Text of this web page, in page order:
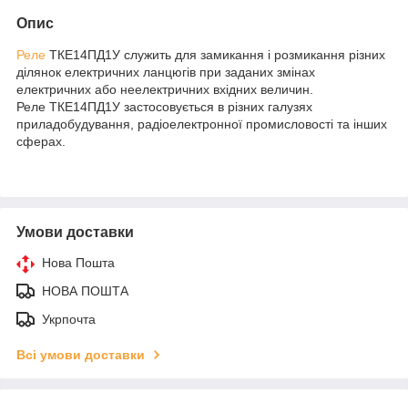
Опис
Реле ТКЕ14ПД1У служить для замикання і розмикання різних
ділянок електричних ланцюгів при заданих змінах
електричних або неелектричних вхідних величин.
Реле ТКЕ14ПД1У застосовується в різних галузях
приладобудування, радіоелектронної промисловості та інших
сферах.
Умови доставки
Нова Пошта
НОВА ПОШТА
Укрпочта
Всі умови доставки